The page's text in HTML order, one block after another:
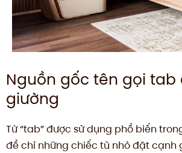
Nguồn gốc tên gọi tab
giường
Từ “tab” được sử dụng phổ biến
để chỉ những chiếc tủ nhỏ đặt cạnh